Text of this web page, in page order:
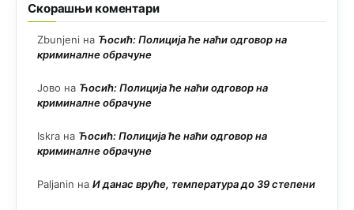
Скорашњи коментари
Zbunjeni на Ћосић: Полиција ће наћи одговор на
криминалне обрачуне
Јово на Ћосић: Полиција ће наћи одговор на
криминалне обрачуне
Iskra на Ћосић: Полиција ће наћи одговор на
криминалне обрачуне
Paljanin на И данас вруће, температура до 39 степени